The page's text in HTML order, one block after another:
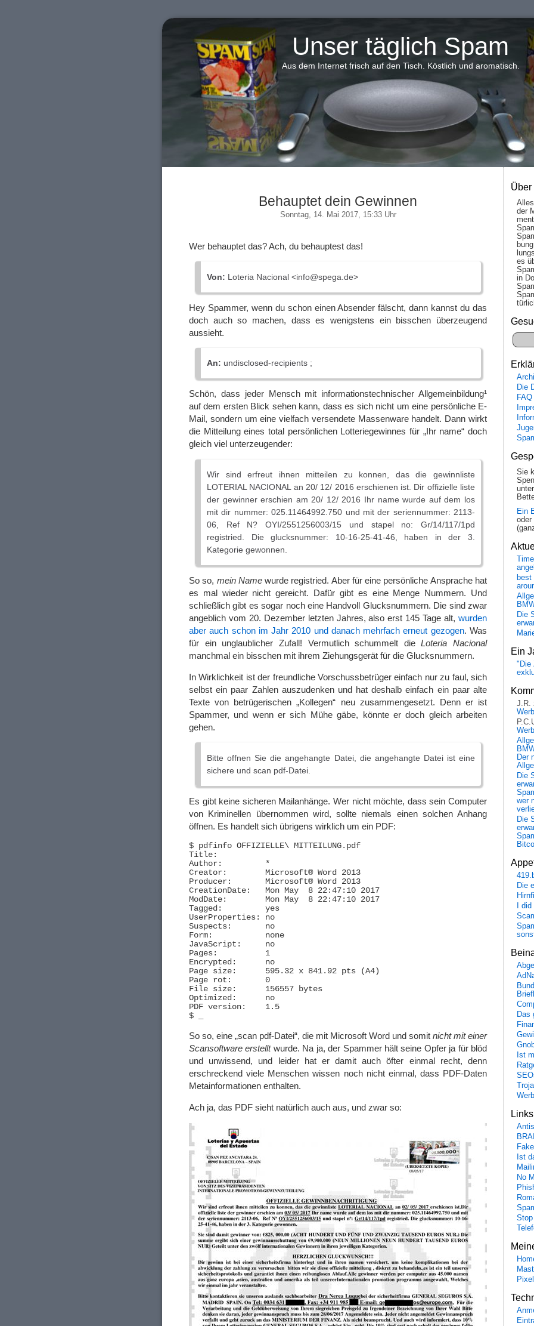
Unser täglich Spam
Aus dem Internet frisch auf den Tisch. Köstlich und aromatisch.
Behauptet dein Gewinnen
Sonntag, 14. Mai 2017, 15:33 Uhr
Wer behauptet das? Ach, du behauptest das!
Von: Loteria Nacional <info@spega.de>
Hey Spammer, wenn du schon einen Absender fälscht, dann kannst du das
doch auch so machen, dass es wenigstens ein bisschen überzeugend
aussieht.
An: undisclosed-recipients ;
Schön, dass jeder Mensch mit informationstechnischer Allgemeinbildung¹
auf dem ersten Blick sehen kann, dass es sich nicht um eine persönliche E-
Mail, sondern um eine vielfach versendete Massenware handelt. Dann wirkt
die Mitteilung eines total persönlichen Lotteriegewinnes für „Ihr name“ doch
gleich viel unterzeugender:
Wir sind erfreut ihnen mitteilen zu konnen, das die gewinnliste
LOTERIAL NACIONAL an 20/ 12/ 2016 erschienen ist. Dir offizielle liste
der gewinner erschien am 20/ 12/ 2016 Ihr name wurde auf dem los
mit dir nummer: 025.11464992.750 und mit der seriennummer: 2113-
06, Ref N? OYI/2551256003/15 und stapel no: Gr/14/117/1pd
registried. Die glucksnummer: 10-16-25-41-46, haben in der 3.
Kategorie gewonnen.
So so, mein Namewurde registried. Aber für eine persönliche Ansprache hat
es mal wieder nicht gereicht. Dafür gibt es eine Menge Nummern. Und
schließlich gibt es sogar noch eine Handvoll Glucksnummern. Die sind zwar
angeblich vom 20. Dezember letzten Jahres, also erst 145 Tage alt, wurden
aber auch schon im Jahr 2010 und danach mehrfach erneut gezogen. Was
für ein unglaublicher Zufall! Vermutlich schummelt dieLoteria Nacional
manchmal ein bisschen mit ihrem Ziehungsgerät für die Glucksnummern.
In Wirklichkeit ist der freundliche Vorschussbetrüger einfach nur zu faul, sich
selbst ein paar Zahlen auszudenken und hat deshalb einfach ein paar alte
Texte von betrügerischen „Kollegen“ neu zusammengesetzt. Denn er ist
Spammer, und wenn er sich Mühe gäbe, könnte er doch gleich arbeiten
gehen.
Bitte offnen Sie die angehangte Datei, die angehangte Datei ist eine
sichere und scan pdf-Datei.
Es gibt keine sicheren Mailanhänge. Wer nicht möchte, dass sein Computer
von Kriminellen übernommen wird, sollte niemals einen solchen Anhang
öffnen. Es handelt sich übrigens wirklich um ein PDF:
$ pdfinfo OFFIZIELLE\ MITTEILUNG.pdf
Title:
Author:         *
Creator:        Microsoft® Word 2013
Producer:       Microsoft® Word 2013
CreationDate:   Mon May  8 22:47:10 2017
ModDate:        Mon May  8 22:47:10 2017
Tagged:         yes
UserProperties: no
Suspects:       no
Form:           none
JavaScript:     no
Pages:          1
Encrypted:      no
Page size:      595.32 x 841.92 pts (A4)
Page rot:       0
File size:      156557 bytes
Optimized:      no
PDF version:    1.5
So so, eine „scan pdf-Datei“, die mit Microsoft Word und somit nicht mit einer
Scansoftware erstelltwurde. Na ja, der Spammer hält seine Opfer ja für blöd
und unwissend, und leider hat er damit auch öfter einmal recht, denn
erschreckend viele Menschen wissen noch nicht einmal, dass PDF-Daten
Metainformationen enthalten.
Ach ja, das PDF sieht natürlich auch aus, und zwar so:
Über
der
es
in
Die
FAQ
Sie
Ein
oder
Die
Ein
"Die
J.R.
Der
Die
wer
Die
Die
I
Das
Ist
Ist
No